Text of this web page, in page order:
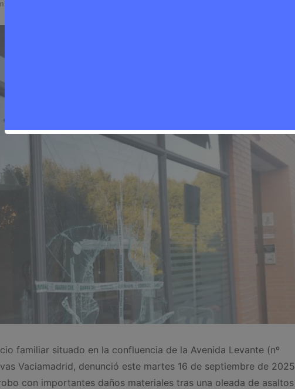
de 2025
familiar situado en la confluencia de la Avenida Levante (nº
Vaciamadrid, denunció este martes 16 de septiembre de 2025
con importantes daños materiales tras una oleada de asaltos